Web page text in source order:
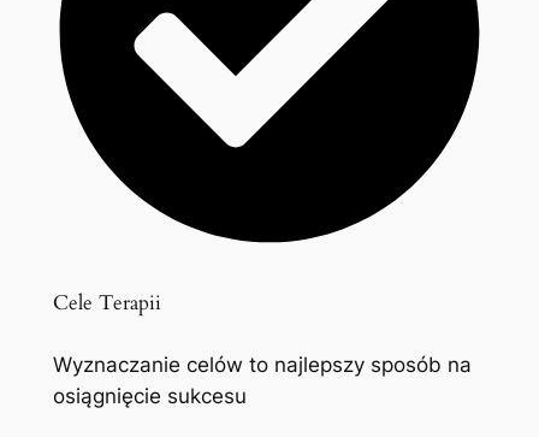
Cele Terapii
Wyznaczanie celów to najlepszy sposób na
osiągnięcie sukcesu